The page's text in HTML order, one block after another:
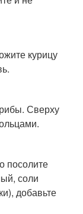
курицу
Сверху
посолите
соли
добавьте